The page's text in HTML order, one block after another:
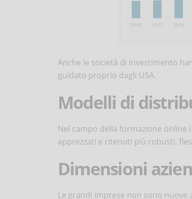
Anche le società di investimento
guidato proprio dagli USA.
Modelli di
Nel campo della formazione online i
apprezzati e ritenuti più robusti,
Dimensioni
Le grandi imprese non sono nuove